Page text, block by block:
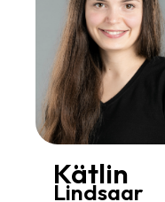
Kätlin
Lindsaar